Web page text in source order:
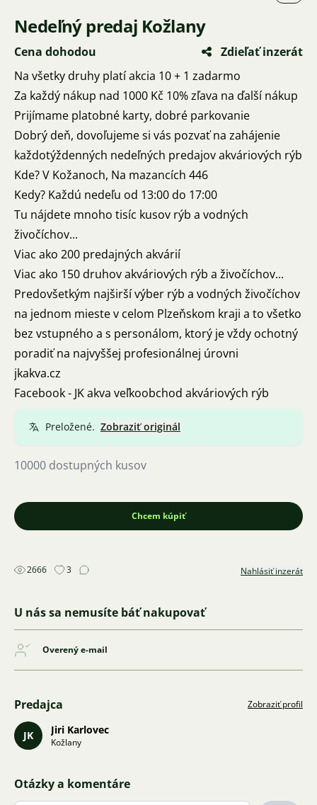
Nedeľný predaj Kožlany
Cena dohodou
Zdieľať inzerát
Na všetky druhy platí akcia 10 + 1 zadarmo
Za každý nákup nad 1000 Kč 10% zľava na ďalší nákup
Prijímame platobné karty, dobré parkovanie
Dobrý deň, dovoľujeme si vás pozvať na zahájenie
každotýždenných nedeľných predajov akváriových rýb
Kde? V Kožanoch, Na mazancích 446
Kedy? Každú nedeľu od 13:00 do 17:00
Tu nájdete mnoho tisíc kusov rýb a vodných
živočíchov...
Viac ako 200 predajných akvárií
Viac ako 150 druhov akváriových rýb a živočíchov...
Predovšetkým najširší výber rýb a vodných živočíchov
na jednom mieste v celom Plzeňskom kraji a to všetko
bez vstupného a s personálom, ktorý je vždy ochotný
poradiť na najvyššej profesionálnej úrovni
jkakva.cz
Facebook - JK akva veľkoobchod akváriových rýb
Preložené. Zobraziť originál
10000 dostupných kusov
Chcem kúpiť
2666 3 Nahlásiť inzerát
U nás sa nemusíte báť nakupovať
Overený e-mail
Predajca Zobraziť profil
JK Jiri Karlovec
Kožlany
Otázky a komentáre